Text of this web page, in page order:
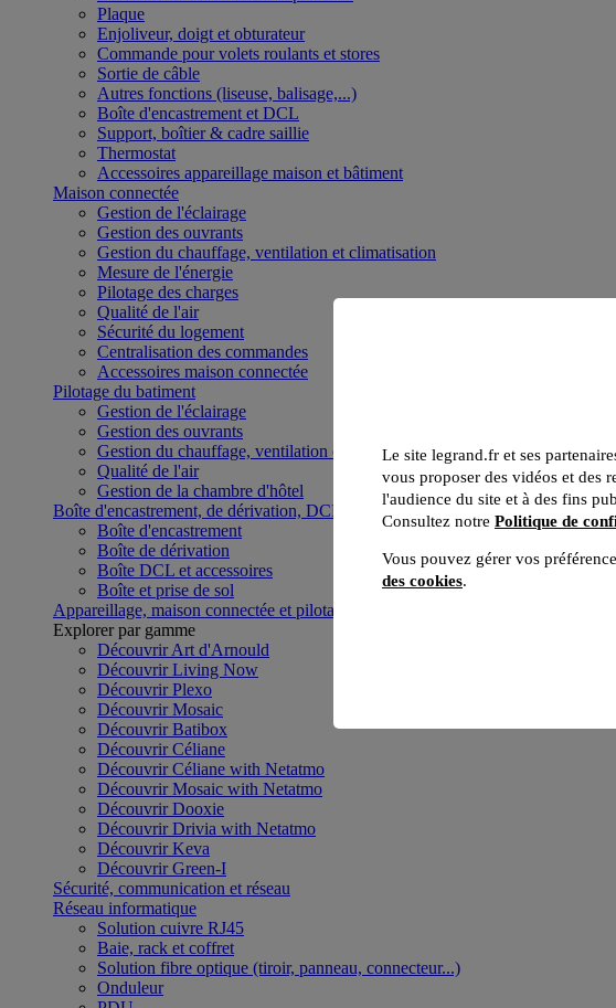
Plaque
Enjoliveur, doigt et obturateur
Commande pour volets roulants et stores
Sortie de câble
Autres fonctions (liseuse, balisage,...)
Boîte d'encastrement et DCL
Support, boîtier & cadre saillie
Thermostat
Accessoires appareillage maison et bâtiment
Maison connectée
Gestion de l'éclairage
Gestion des ouvrants
Gestion du chauffage, ventilation et climatisation
Mesure de l'énergie
Pilotage des charges
Qualité de l'air
Sécurité du logement
Centralisation des commandes
Accessoires maison connectée
Pilotage du batiment
Gestion de l'éclairage
Gestion des ouvrants
Gestion du chauffage, ventilation et climatisation
Qualité de l'air
Gestion de la chambre d'hôtel
Boîte d'encastrement, de dérivation, DCL et boîte de sol
Boîte d'encastrement
Boîte de dérivation
Boîte DCL et accessoires
Boîte et prise de sol
Appareillage, maison connectée et pilotage du bâtiment
Explorer par gamme
Découvrir Art d'Arnould
Découvrir Living Now
Découvrir Plexo
Découvrir Mosaic
Découvrir Batibox
Découvrir Céliane
Découvrir Céliane with Netatmo
Découvrir Mosaic with Netatmo
Découvrir Dooxie
Découvrir Drivia with Netatmo
Découvrir Keva
Découvrir Green-I
Sécurité, communication et réseau
Réseau informatique
Solution cuivre RJ45
Baie, rack et coffret
Solution fibre optique (tiroir, panneau, connecteur...)
Onduleur
Le site legrand.fr et ses
vous proposer des vidéos et des
l'audience du site et à des fins
Consultez notre Politique de
Vous pouvez gérer vos
des cookies.